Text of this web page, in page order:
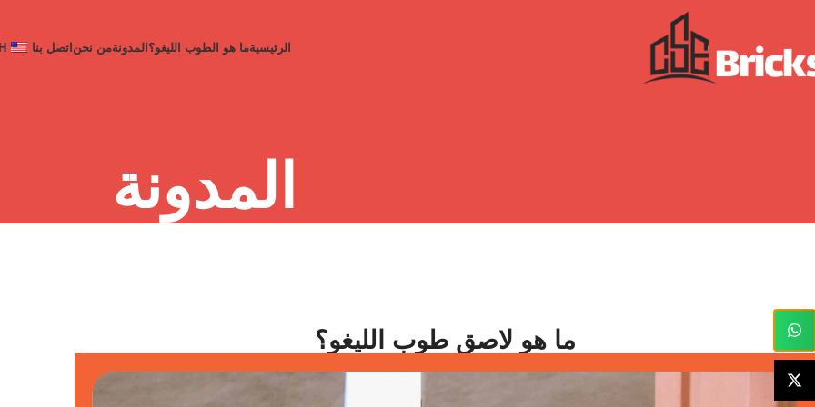
الرئيسيةما هو الطوب اللیغو؟ المدونةمن نحن اتصل بنا
المدونة
ما هو لاصق طوب الليغو؟